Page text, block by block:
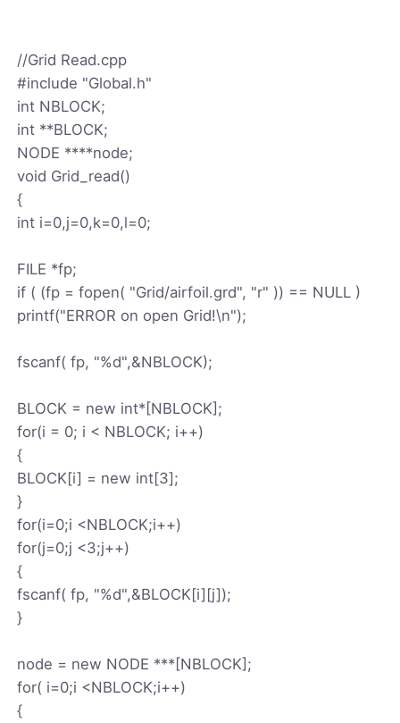
//Grid Read.cpp
#include "Global.h"
int NBLOCK;
int **BLOCK;
NODE ****node;
void Grid_read()
{
int i=0,j=0,k=0,l=0;
FILE *fp;
if ( (fp = fopen( "Grid/airfoil.grd", "r" )) == NULL )
printf("ERROR on open Grid!\n");
fscanf( fp, "%d",&NBLOCK);
BLOCK = new int*[NBLOCK];
for(i = 0; i < NBLOCK; i++)
{
BLOCK[i] = new int[3];
}
for(i=0;i <NBLOCK;i++)
for(j=0;j <3;j++)
{
fscanf( fp, "%d",&BLOCK[i][j]);
}
node = new NODE ***[NBLOCK];
for( i=0;i <NBLOCK;i++)
{